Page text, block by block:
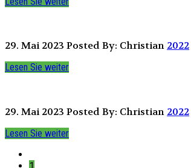
29. Mai 2023 Posted By: Christian 2022
Lesen Sie weiter
29. Mai 2023 Posted By: Christian 2022
Lesen Sie weiter